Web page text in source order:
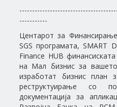
-----------
Центарот за
SGS програмата, SMART
Finance HUB
на Мал бизнис за
изработат бизнис план
реструктуирање со
документација за